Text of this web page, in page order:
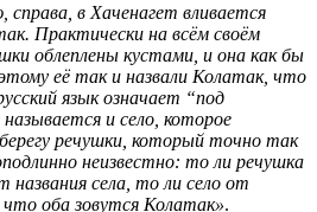
в Хаченагет вливается
Практически на всём своём
облеплены кустами, и она как бы
её так и назвали Колатак, что
язык означает “под
и село, которое
речушки, который точно так
неизвестно: то ли речушка
названия села, то ли село от
оба зовутся Колатак».